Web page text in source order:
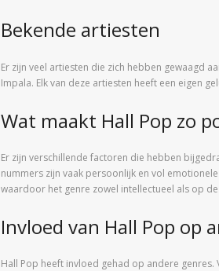
Bekende artiesten
Er zijn veel artiesten die zich hebben gewaagd
Impala. Elk van deze artiesten heeft een eigen
Wat maakt Hall Pop zo
Er zijn verschillende factoren die hebben
nummers zijn vaak persoonlijk en vol
waardoor het genre zowel intellectueel als op
Invloed van Hall Pop op
Hall Pop heeft invloed gehad op andere